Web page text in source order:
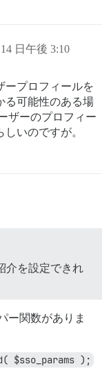
日午後 3:10
ープロフィールを
る可能性のある場
ザーのプロフィー
いのですが。
介を設定できれ
ー関数がありま
$sso_params );